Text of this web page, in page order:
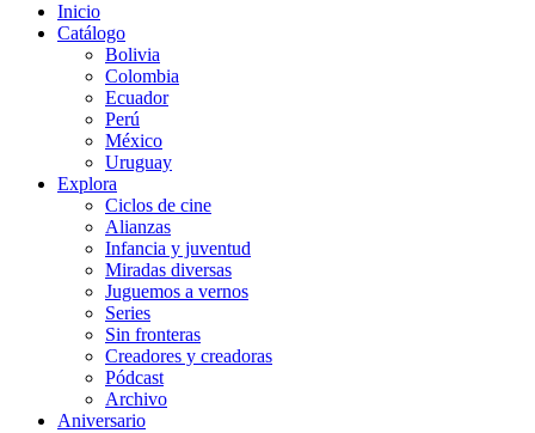
Inicio
Catálogo
Bolivia
Colombia
Ecuador
Perú
México
Uruguay
Explora
Ciclos de cine
Alianzas
Infancia y juventud
Miradas diversas
Juguemos a vernos
Series
Sin fronteras
Creadores y creadoras
Pódcast
Archivo
Aniversario